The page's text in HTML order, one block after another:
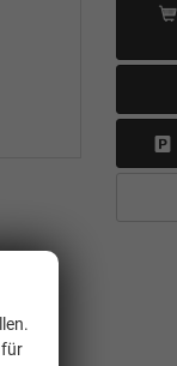
für